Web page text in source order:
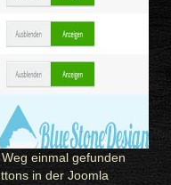
einmal gefunden
in der Joomla